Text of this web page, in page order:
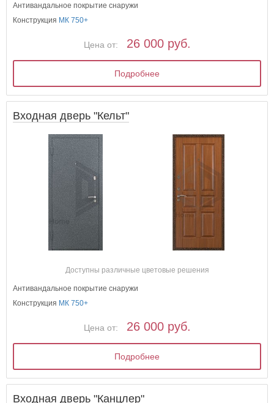
Антивандальное покрытие снаружи
Конструкция МК 750+
Цена от: 26 000 руб.
Подробнее
Входная дверь "Кельт"
Доступны различные цветовые решения
Антивандальное покрытие снаружи
Конструкция МК 750+
Цена от: 26 000 руб.
Подробнее
Входная дверь "Канцлер"